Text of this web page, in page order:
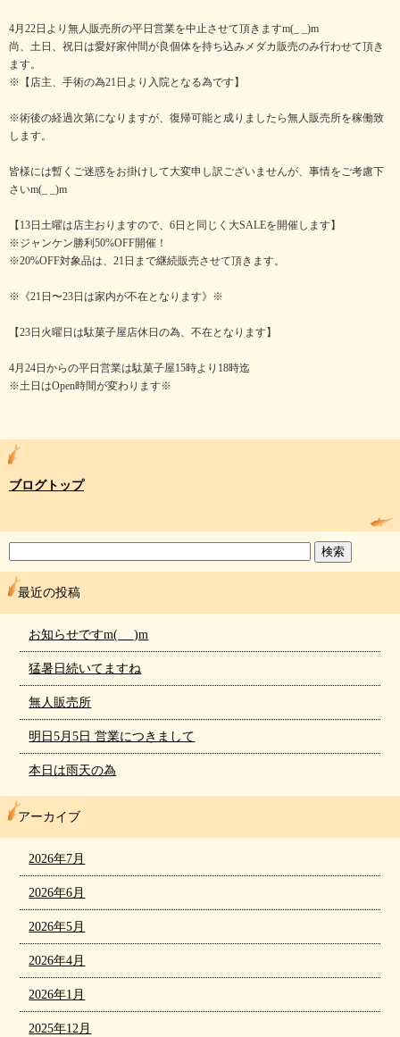
4月22日より無人販売所の平日営業を中止させて頂きますm(_ _)m
尚、土日、祝日は愛好家仲間が良個体を持ち込みメダカ販売のみ行わせて頂き
ます。
※【店主、手術の為21日より入院となる為です】
※術後の経過次第になりますが、復帰可能と成りましたら無人販売所を稼働致
します。
皆様には暫くご迷惑をお掛けして大変申し訳ございませんが、事情をご考慮下
さいm(_ _)m
【13日土曜は店主おりますので、6日と同じく大SALEを開催します】
※ジャンケン勝利50%OFF開催！
※20%OFF対象品は、21日まで継続販売させて頂きます。
※《21日〜23日は家内が不在となります》※
【23日火曜日は駄菓子屋店休日の為、不在となります】
4月24日からの平日営業は駄菓子屋15時より18時迄
※土日はOpen時間が変わります※
ブログトップ
最近の投稿
お知らせですm(_ _)m
猛暑日続いてますね
無人販売所
明日5月5日 営業につきまして
本日は雨天の為
アーカイブ
2026年7月
2026年6月
2026年5月
2026年4月
2026年1月
2025年12月